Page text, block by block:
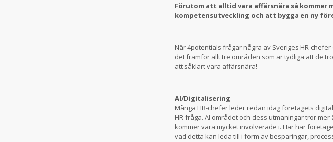
Förutom att alltid vara affärsnära så kommer
kompetensutveckling och att bygga en ny
När 4potentials frågar några av Sveriges HR-
det framför allt tre områden som är tydliga att de
att såklart vara affärsnära!
AI/Digitalisering
Många HR-chefer leder redan idag företagets
HR-fråga. AI området och dess utmaningar tror
kommer vara mycket involverade i. Här har
vad detta kan leda till i form av besparingar,